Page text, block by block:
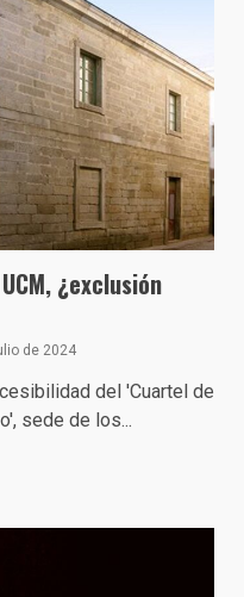
¿exclusión
de 2024
del 'Cuartel de
sede de los...